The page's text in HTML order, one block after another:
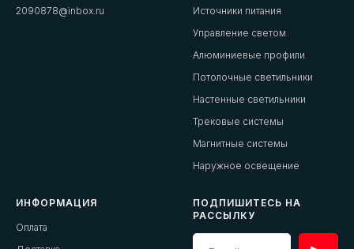
2090878@inbox.ru
Источники питания
Управление светом
Алюминиевые профили
Потолочные светильники
Настенные светильники
Трековые системы
Магнитные системы
Наружное освещение
ИНФОРМАЦИЯ
Оплата
ПОДПИШИТЕСЬ НА
РАССЫЛКУ